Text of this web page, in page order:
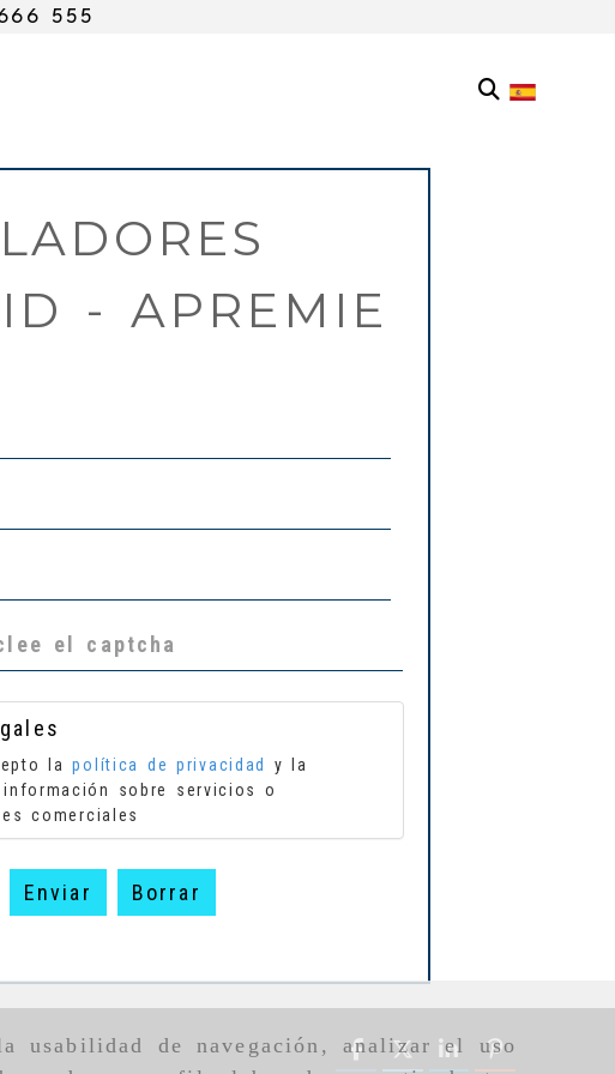
usabilidad de navegación, analizar el uso
555
- APREMIE
lapolítica de privacidad
y la
sobre servicios o
comerciales
Enviar Borrar